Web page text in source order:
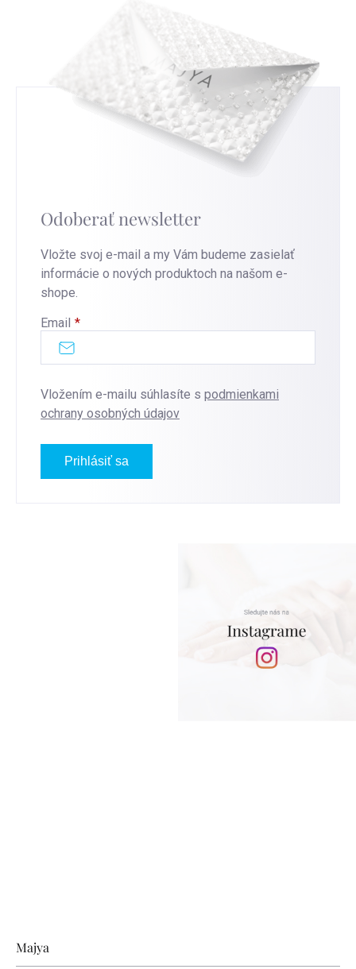
Odoberať newsletter
Vložte svoj e-mail a my Vám budeme zasielať
informácie o nových produktoch na našom e-
shope.
Email
Vložením e-mailu súhlasíte s podmienkami
ochrany osobných údajov
Prihlásiť sa
Zápätie
Majya